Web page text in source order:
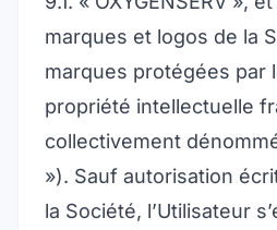
marques et logos de la
marques protégées par
propriété intellectuelle
collectivement
»). Sauf autorisation
la Société, l’Utilisateur